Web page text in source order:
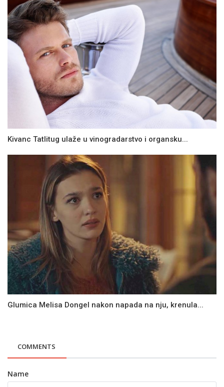
Kivanc Tatlitug ulaže u vinogradarstvo i organsku...
Glumica Melisa Dongel nakon napada na nju, krenula...
COMMENTS
Name